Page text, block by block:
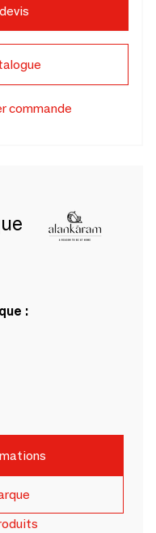
commande
: